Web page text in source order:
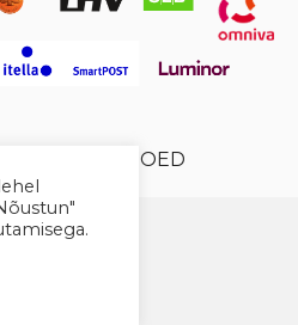
XYSUM E-POED